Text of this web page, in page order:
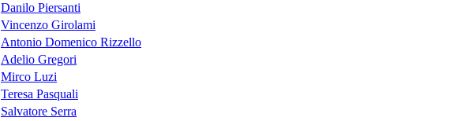
Danilo Piersanti
Vincenzo Girolami
Antonio Domenico Rizzello
Adelio Gregori
Mirco Luzi
Teresa Pasquali
Salvatore Serra